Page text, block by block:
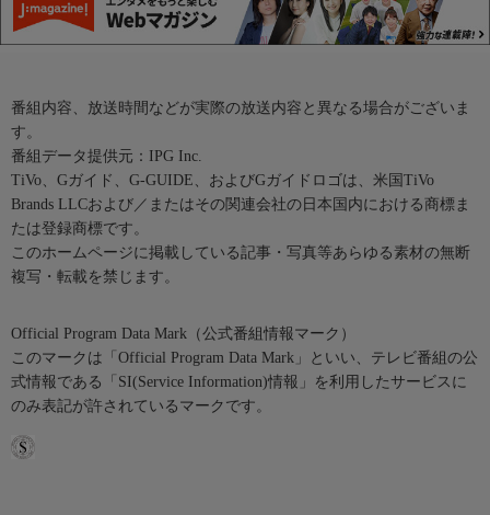
番組内容、放送時間などが実際の放送内容と異なる場合がございま
す。
番組データ提供元：IPG Inc.
TiVo、Gガイド、G-GUIDE、およびGガイドロゴは、米国TiVo
Brands LLCおよび／またはその関連会社の日本国内における商標ま
たは登録商標です。
このホームページに掲載している記事・写真等あらゆる素材の無断
複写・転載を禁じます。
Official Program Data Mark（公式番組情報マーク）
このマークは「Official Program Data Mark」といい、テレビ番組の公
式情報である「SI(Service Information)情報」を利用したサービスに
のみ表記が許されているマークです。